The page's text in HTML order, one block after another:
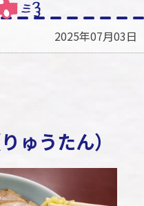
2025年07月03日
ゅうたん）